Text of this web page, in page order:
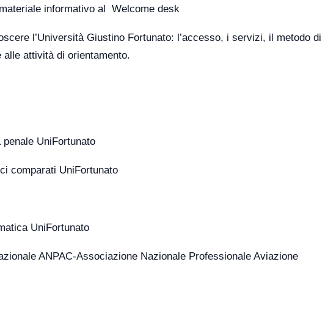
informativo al Welcome desk
l’Università Giustino Fortunato: l’accesso, i servizi, il metodo di
attività di orientamento.
UniFortunato
comparati UniFortunato
UniFortunato
ANPAC-Associazione Nazionale Professionale Aviazione